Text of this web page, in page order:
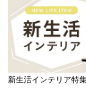
新生活インテリア特